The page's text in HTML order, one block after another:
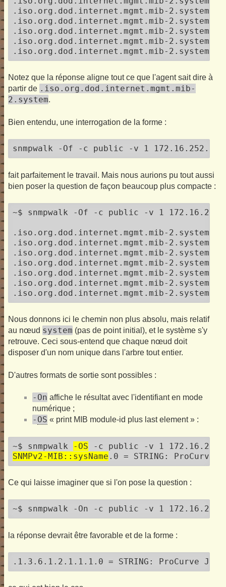
.iso.org.dod.internet.mgmt.mib-
.iso.org.dod.internet.mgmt.mib-
.iso.org.dod.internet.mgmt.mib-
.iso.org.dod.internet.mgmt.mib-
Notez que la réponse aligne tout ce que l'agent sait dire à
partir de .iso.org.dod.internet.mgmt.mib-
2.system.
Bien entendu, une interrogation de la forme :
snmpwalk -Of -c public -v 1 172.16.252.2
fait parfaitement le travail. Mais nous aurions pu tout aussi
bien poser la question de façon beaucoup plus compacte :
~$ snmpwalk -Of -c public -v 1
.iso.org.dod.internet.mgmt.mib-
.iso.org.dod.internet.mgmt.mib-
.iso.org.dod.internet.mgmt.mib-
.iso.org.dod.internet.mgmt.mib-
.iso.org.dod.internet.mgmt.mib-
.iso.org.dod.internet.mgmt.mib-
Nous donnons ici le chemin non plus absolu, mais relatif
au nœud system (pas de point initial), et le système s'y
retrouve. Ceci sous-entend que chaque nœud doit
disposer d'un nom unique dans l'arbre tout entier.
D'autres formats de sortie sont possibles :
-On affiche le résultat avec l'identifiant en mode
numérique ;
- OS « print MIB module-id plus last element » :
~$ snmpwalk
-OS
SNMPv2-MIB::sysName
Ce qui laisse imaginer que si l'on pose la question :
~$ snmpwalk -On -c public -v 1 172.16.252.2
la réponse devrait être favorable et de la forme :
.1.3.6.1.2.1.1.1.0 = STRING: ProCurve